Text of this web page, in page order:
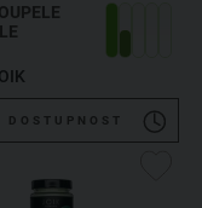
DOSTUPNOST